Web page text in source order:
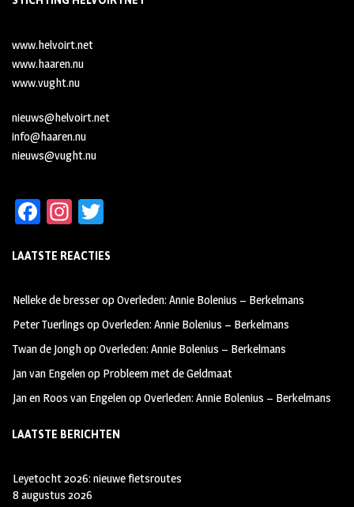
www.helvoirt.net
www.haaren.nu
www.vught.nu
nieuws@helvoirt.net
info@haaren.nu
nieuws@vught.nu
Fa
b
oo
k
In
ag
m
tt
LAATSTE REACTIES
Nelleke de bresseropOverleden: Annie Bolenius – Berkelmans
Peter Tuerlings opOverleden: Annie Bolenius – Berkelmans
Twan de JonghopOverleden: Annie Bolenius – Berkelmans
Jan van Engelenop Probleem met de Geldmaat
Jan en Roos van EngelenopOverleden: Annie Bolenius – Berkelmans
LAATSTE BERICHTEN
Leyetocht 2026: nieuwe fietsroutes
8 augustus 2026